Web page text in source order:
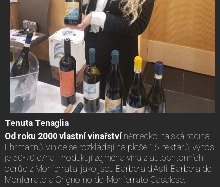
Tenuta Tenaglia
Od roku 2000 vlastní vinařství německo-italská rodina
Ehrmannů.Vinice se rozkládají na ploše 16 hektarů, výnos
je 50-70 q/ha. Produkují zejména vína z autochtonních
odrůd z Monferrata, jako jsou Barbera d'Asti, Barbera del
Monferrato a Grignolino del Monferrato Casalese.